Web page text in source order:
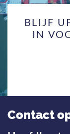
BLIJF
IN
Contact